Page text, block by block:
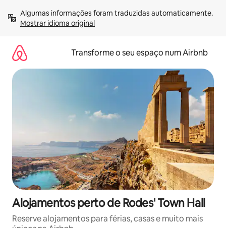
para
Mostrar idioma original
Transforme o seu espaço num Airbnb
Alojamentos perto de Rodes' Town Hall
Reserve alojamentos para férias, casas e muito mais